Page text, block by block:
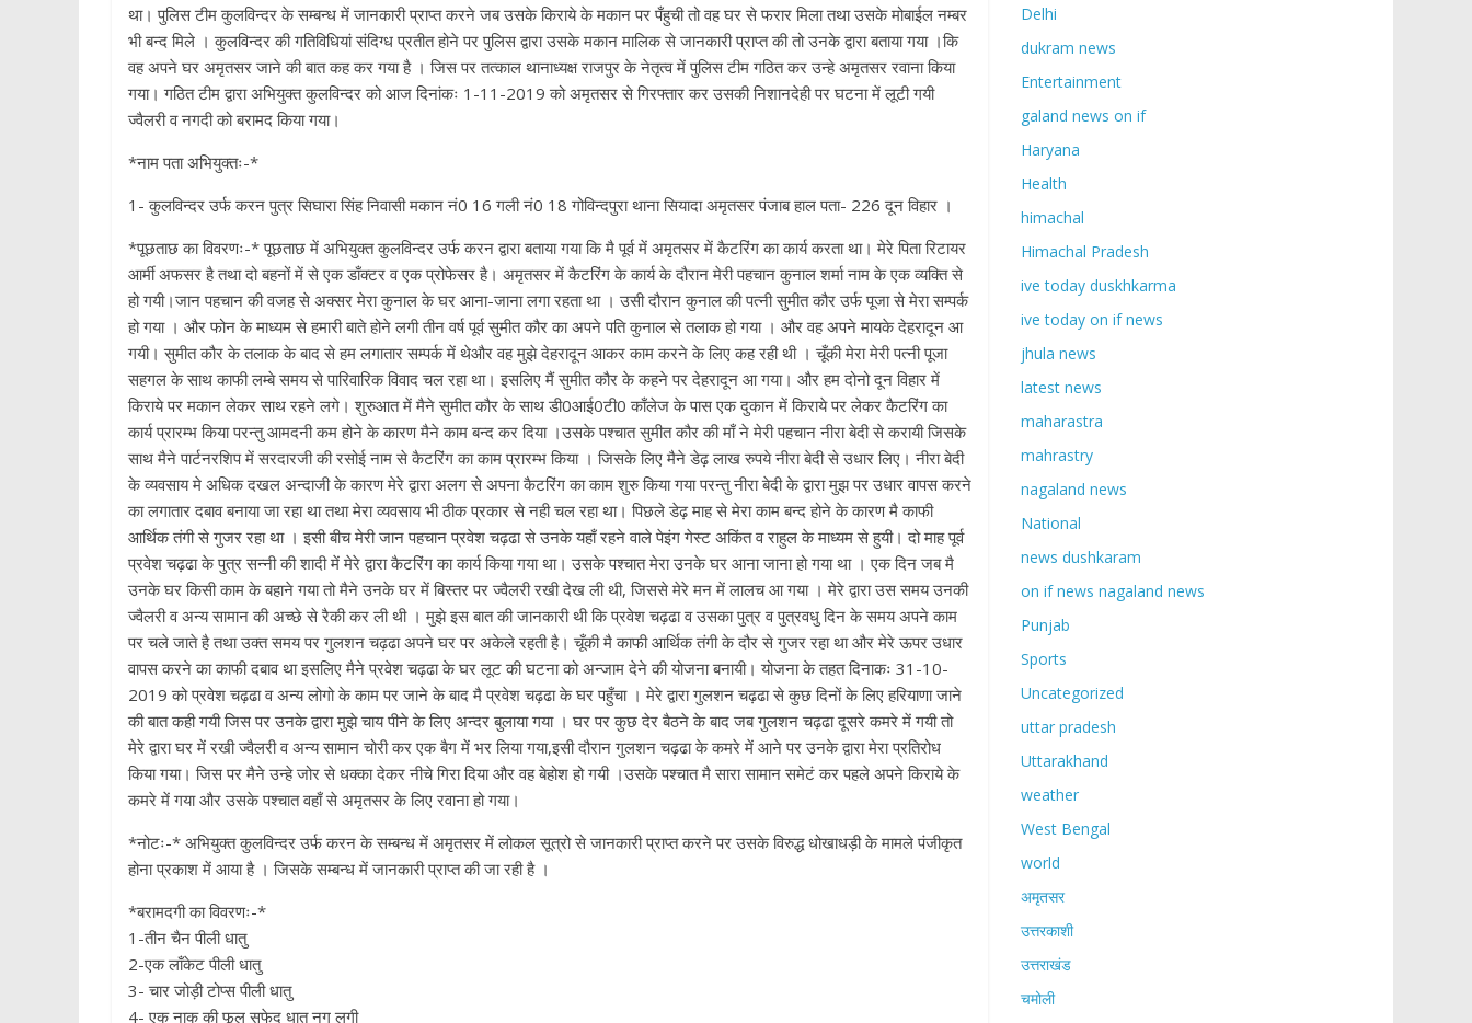
था। पुलिस टीम कुलविन्दर के सम्बन्ध में जानकारी प्राप्त करने जब उसके किराये के मकान पर पँहुची तो वह घर से फरार मिला तथा उसके मोबाईल नम्बर
भी बन्द मिले । कुलविन्दर की गतिविधियां संदिग्ध प्रतीत होने पर पुलिस द्वारा उसके मकान मालिक से जानकारी प्राप्त की तो उनके द्वारा बताया गया ।कि
वह अपने घर अमृतसर जाने की बात कह कर गया है । जिस पर तत्काल थानाध्यक्ष राजपुर के नेतृत्व में पुलिस टीम गठित कर उन्हे अमृतसर रवाना किया
गया। गठित टीम द्वारा अभियुक्त कुलविन्दर को आज दिनांकः 1-11-2019 को अमृतसर से गिरफ्तार कर उसकी निशानदेही पर घटना में लूटी गयी
ज्वैलरी व नगदी को बरामद किया गया।
*नाम पता अभियुक्तः-*
1- कुलविन्दर उर्फ करन पुत्र सिघारा सिंह निवासी मकान नं0 16 गली नं0 18 गोविन्दपुरा थाना सियादा अमृतसर पंजाब हाल पता- 226 दून विहार ।
*पूछताछ का विवरणः-* पूछताछ में अभियुक्त कुलविन्दर उर्फ करन द्वारा बताया गया कि मै पूर्व में अमृतसर में कैटरिंग का कार्य करता था। मेरे पिता रिटायर
आर्मी अफसर है तथा दो बहनों में से एक डाँक्टर व एक प्रोफेसर है। अमृतसर में कैटरिंग के कार्य के दौरान मेरी पहचान कुनाल शर्मा नाम के एक व्यक्ति से
हो गयी।जान पहचान की वजह से अक्सर मेरा कुनाल के घर आना-जाना लगा रहता था । उसी दौरान कुनाल की पत्नी सुमीत कौर उर्फ पूजा से मेरा सम्पर्क
हो गया । और फोन के माध्यम से हमारी बाते होने लगी तीन वर्ष पूर्व सुमीत कौर का अपने पति कुनाल से तलाक हो गया । और वह अपने मायके देहरादून आ
गयी। सुमीत कौर के तलाक के बाद से हम लगातार सम्पर्क में थेऔर वह मुझे देहरादून आकर काम करने के लिए कह रही थी । चूँकी मेरा मेरी पत्नी पूजा
सहगल के साथ काफी लम्बे समय से पारिवारिक विवाद चल रहा था। इसलिए मैं सुमीत कौर के कहने पर देहरादून आ गया। और हम दोनो दून विहार में
किराये पर मकान लेकर साथ रहने लगे। शुरुआत में मैने सुमीत कौर के साथ डी0आई0टी0 काँलेज के पास एक दुकान में किराये पर लेकर कैटरिंग का
कार्य प्रारम्भ किया परन्तु आमदनी कम होने के कारण मैने काम बन्द कर दिया ।उसके पश्चात सुमीत कौर की माँ ने मेरी पहचान नीरा बेदी से करायी जिसके
साथ मैने पार्टनरशिप में सरदारजी की रसोई नाम से कैटरिंग का काम प्रारम्भ किया । जिसके लिए मैने डेढ़ लाख रुपये नीरा बेदी से उधार लिए। नीरा बेदी
के व्यवसाय मे अधिक दखल अन्दाजी के कारण मेरे द्वारा अलग से अपना कैटरिंग का काम शुरु किया गया परन्तु नीरा बेदी के द्वारा मुझ पर उधार वापस करने
का लगातार दबाव बनाया जा रहा था तथा मेरा व्यवसाय भी ठीक प्रकार से नही चल रहा था। पिछले डेढ़ माह से मेरा काम बन्द होने के कारण मै काफी
आर्थिक तंगी से गुजर रहा था । इसी बीच मेरी जान पहचान प्रवेश चढ़ढा से उनके यहाँ रहने वाले पेइंग गेस्ट अकिंत व राहुल के माध्यम से हुयी। दो माह पूर्व
प्रवेश चढ़ढा के पुत्र सन्नी की शादी में मेरे द्वारा कैटरिंग का कार्य किया गया था। उसके पश्चात मेरा उनके घर आना जाना हो गया था । एक दिन जब मै
उनके घर किसी काम के बहाने गया तो मैने उनके घर में बिस्तर पर ज्वैलरी रखी देख ली थी, जिससे मेरे मन में लालच आ गया । मेरे द्वारा उस समय उनकी
ज्वैलरी व अन्य सामान की अच्छे से रैकी कर ली थी । मुझे इस बात की जानकारी थी कि प्रवेश चढ़ढा व उसका पुत्र व पुत्रवधु दिन के समय अपने काम
पर चले जाते है तथा उक्त समय पर गुलशन चढ़ढा अपने घर पर अकेले रहती है। चूँकी मै काफी आर्थिक तंगी के दौर से गुजर रहा था और मेरे ऊपर उधार
वापस करने का काफी दबाव था इसलिए मैने प्रवेश चढ़ढा के घर लूट की घटना को अन्जाम देने की योजना बनायी। योजना के तहत दिनाकः 31-10-
2019 को प्रवेश चढ़ढा व अन्य लोगो के काम पर जाने के बाद मै प्रवेश चढ़ढा के घर पहुँचा । मेरे द्वारा गुलशन चढ़ढा से कुछ दिनों के लिए हरियाणा जाने
की बात कही गयी जिस पर उनके द्वारा मुझे चाय पीने के लिए अन्दर बुलाया गया । घर पर कुछ देर बैठने के बाद जब गुलशन चढ़ढा दूसरे कमरे में गयी तो
मेरे द्वारा घर में रखी ज्वैलरी व अन्य सामान चोरी कर एक बैग में भर लिया गया,इसी दौरान गुलशन चढ़ढा के कमरे में आने पर उनके द्वारा मेरा प्रतिरोध
किया गया। जिस पर मैने उन्हे जोर से धक्का देकर नीचे गिरा दिया और वह बेहोश हो गयी ।उसके पश्चात मै सारा सामान समेटं कर पहले अपने किराये के
कमरे में गया और उसके पश्चात वहाँ से अमृतसर के लिए रवाना हो गया।
*नोटः-* अभियुक्त कुलविन्दर उर्फ करन के सम्बन्ध में अमृतसर में लोकल सूत्रो से जानकारी प्राप्त करने पर उसके विरुद्ध धोखाधड़ी के मामले पंजीकृत
होना प्रकाश में आया है । जिसके सम्बन्ध में जानकारी प्राप्त की जा रही है ।
*बरामदगी का विवरणः-*
1-तीन चैन पीली धातु
2-एक लाँकेट पीली धातु
3- चार जोड़ी टोप्स पीली धातु
4- एक नाक की फूल सफेद धातु नग लगी
Delhi
dukram news
Entertainment
galand news on if
Haryana
Health
himachal
Himachal Pradesh
ive today duskhkarma
ive today on if news
jhula news
latest news
maharastra
mahrastry
nagaland news
National
news dushkaram
on if news nagaland news
Punjab
Sports
Uncategorized
uttar pradesh
Uttarakhand
weather
West Bengal
world
अमृतसर
उत्तरकाशी
उत्तराखंड
चमोली